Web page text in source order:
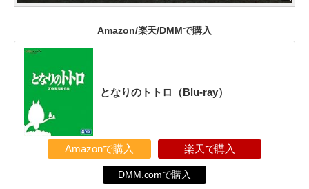
Amazon/楽天/DMMで購入
となりのトトロ（Blu-ray）
Amazonで購入 楽天で購入
DMM.comで購入